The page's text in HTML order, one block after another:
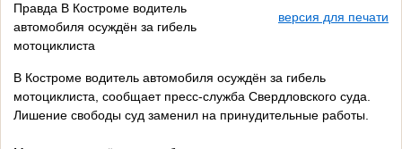
Правда В Костроме водитель
автомобиля осуждён за гибель
мотоциклиста
версия для печати
В Костроме водитель автомобиля осуждён за гибель
мотоциклиста, сообщает пресс-служба Свердловского суда.
Лишение свободы суд заменил на принудительные работы.